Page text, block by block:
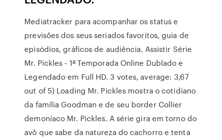
Mediatracker para acompanhar os status e
previsões dos seus seriados favoritos, guia de
episódios, gráficos de audiência. Assistir Série
Mr. Pickles - 1ª Temporada Online Dublado e
Legendado em Full HD. 3 votes, average: 3,67
out of 5) Loading Mr. Pickles mostra o cotidiano
da família Goodman e de seu border Collier
demoníaco Mr. Pickles. A série gira em torno do
avô que sabe da natureza do cachorro e tenta